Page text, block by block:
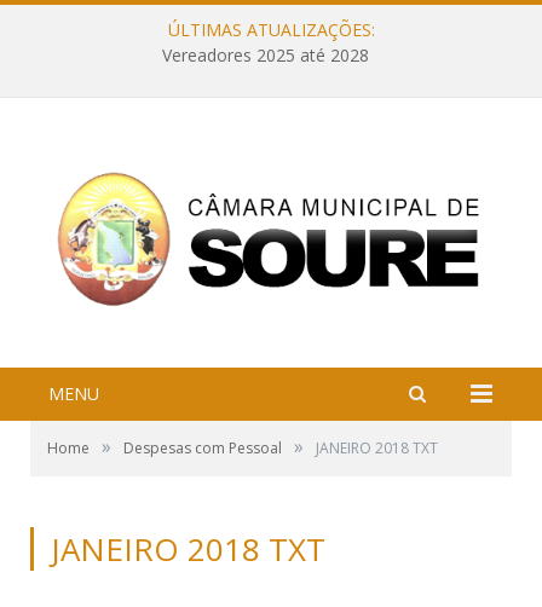
ÚLTIMAS ATUALIZAÇÕES:
Vereadores 2025 até 2028
MENU
Home » Despesas com Pessoal » JANEIRO 2018 TXT
JANEIRO 2018 TXT